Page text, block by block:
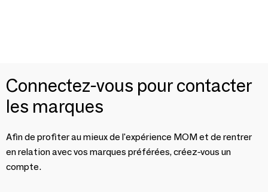
Connectez-vous pour contacter
les marques
Afin de profiter au mieux de l'expérience MOM et de rentrer
en relation avec vos marques préférées, créez-vous un
compte.